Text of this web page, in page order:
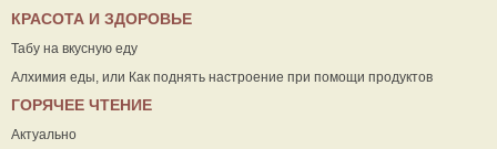
КРАСОТА И ЗДОРОВЬЕ
Табу на вкусную еду
Алхимия еды, или Как поднять настроение при помощи продуктов
ГОРЯЧЕЕ ЧТЕНИЕ
Актуально